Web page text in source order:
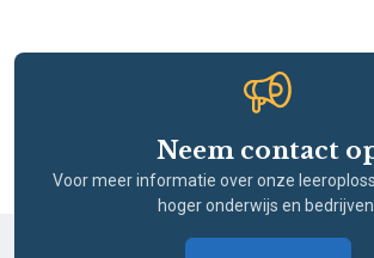
Neem contact
Voor meer informatie over onze
hoger onderwijs en